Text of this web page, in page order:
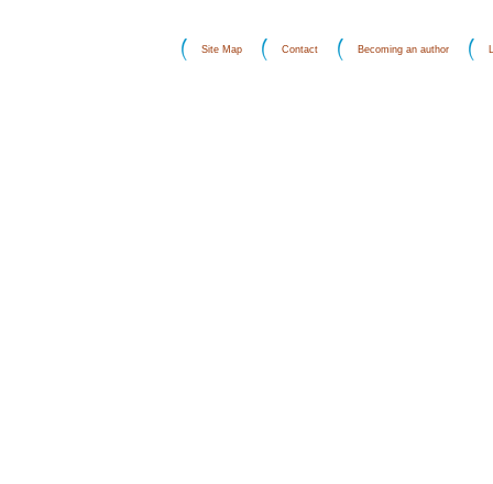
Site Map Contact Becoming an author